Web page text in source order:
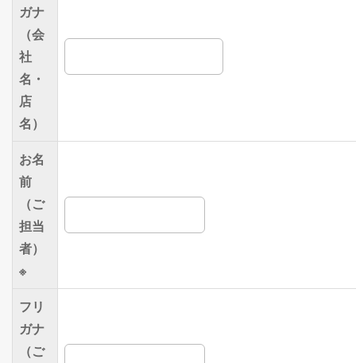
ガナ
（会
社
名・
店
名）
お名
前
（ご
担当
者）
※
フリ
ガナ
（ご